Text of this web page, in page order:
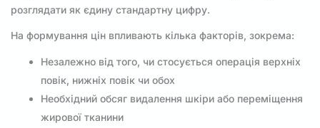
розглядати як єдину стандартну цифру.
На формування цін впливають кілька факторів, зокрема:
Незалежно від того, чи стосується операція верхніх
повік, нижніх повік чи обох
Необхідний обсяг видалення шкіри або переміщення
жирової тканини